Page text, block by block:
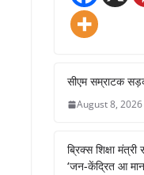
सीएम सम्राटक
August 8, 2026
ब्रिक्स शिक्षा
‘जन-केंद्रित आ